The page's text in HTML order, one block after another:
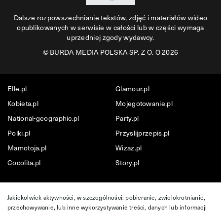
Dalsze rozpowszechnianie tekstów, zdjęć i materiałów wideo
opublikowanych w serwisie w całości lub w części wymaga
uprzedniej zgody wydawcy.
©BURDA MEDIA POLSKA SP. Z O. O 2026
Elle.pl
Glamour.pl
Kobieta.pl
Mojegotowanie.pl
National-geographic.pl
Party.pl
Polki.pl
Przyslijprzepis.pl
Mamotoja.pl
Wizaz.pl
Cocolita.pl
Story.pl
Jakiekolwiek aktywności, w szczególności: pobieranie, zwielokrotnianie,
przechowywanie, lub inne wykorzystywanie treści, danych lub informacji